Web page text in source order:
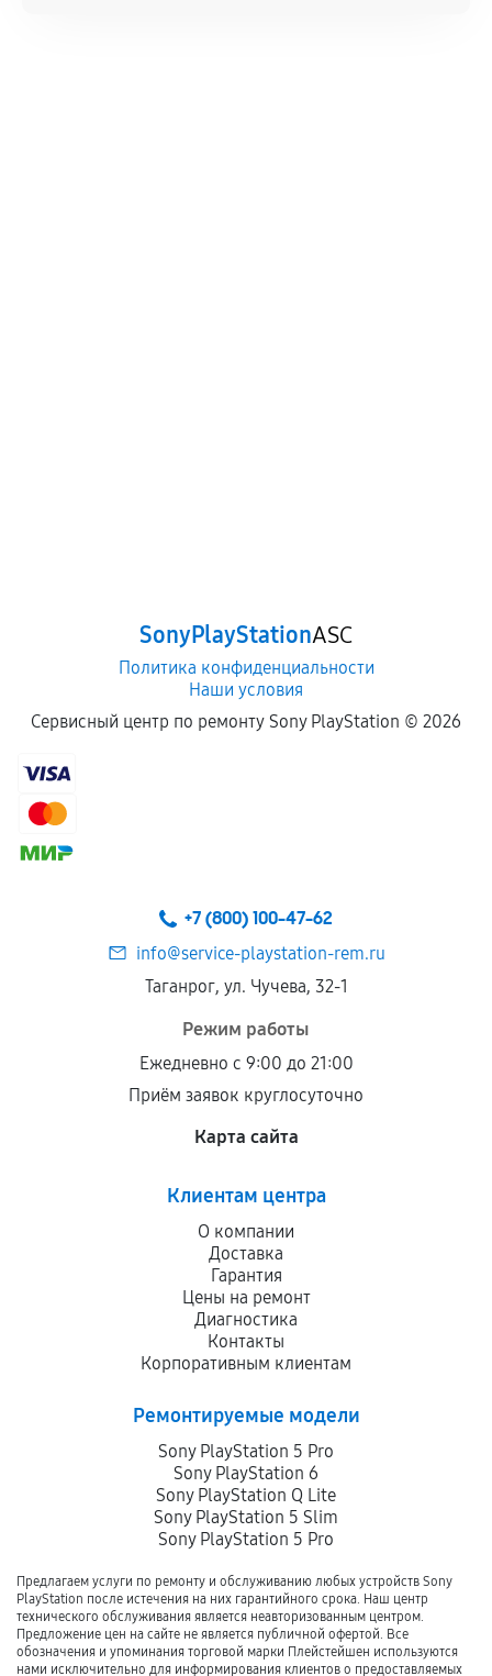
SonyPlayStationASC
Политика конфиденциальности
Наши условия
Сервисный центр по ремонту Sony PlayStation © 2026
+7 (800) 100-47-62
info@service-playstation-rem.ru
Таганрог, ул. Чучева, 32-1
Режим работы
Ежедневно с 9:00 до 21:00
Приём заявок круглосуточно
Карта сайта
Клиентам центра
О компании
Доставка
Гарантия
Цены на ремонт
Диагностика
Контакты
Корпоративным клиентам
Ремонтируемые модели
Sony PlayStation 5 Pro
Sony PlayStation 6
Sony PlayStation Q Lite
Sony PlayStation 5 Slim
Sony PlayStation 5 Pro
Предлагаем услуги по ремонту и обслуживанию любых устройств Sony
PlayStation после истечения на них гарантийного срока. Наш центр
технического обслуживания является неавторизованным центром.
Предложение цен на сайте не является публичной офертой. Все
обозначения и упоминания торговой марки Плейстейшен используются
нами исключительно для информирования клиентов о предоставляемых